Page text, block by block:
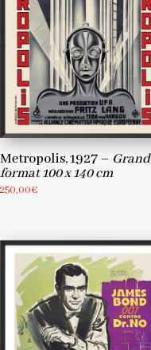
Metropolis, 1927 – Grand
format 100 x 140 cm
250,00€